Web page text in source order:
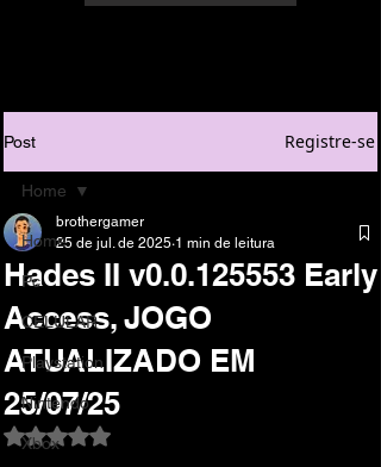
Post Registre-se
Home
Pc
CELULAR
Playstation
Nintendo
Xbox
Home
Hades II v0.0.125553 Early
Access, JOGO
ATUALIZADO EM
25/07/25
brothergamer
25 de jul. de 2025 1 min de leitura
Avaliado com NaN de 5 estrelas.